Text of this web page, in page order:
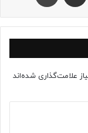
علامت‌گذاری شده‌اند